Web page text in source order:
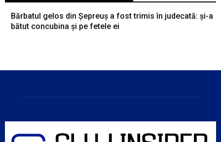
Bărbatul gelos din Șepreuș a fost trimis în judecată: și-a
bătut concubina și pe fetele ei